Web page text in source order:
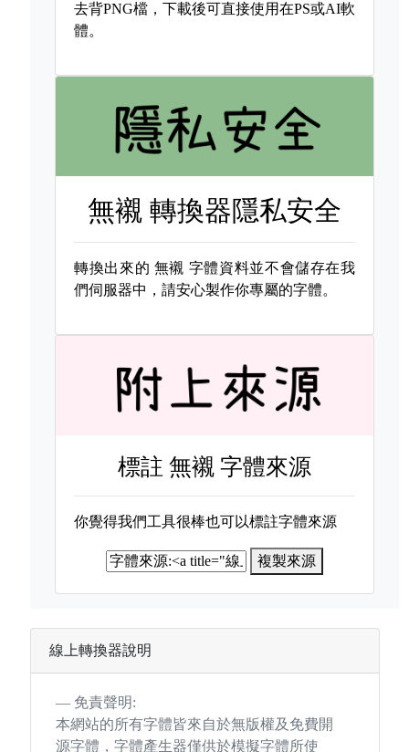
去背PNG檔，下載後可直接使用在PS或AI軟
體。
無襯 轉換器隱私安全
轉換出來的 無襯 字體資料並不會儲存在我
們伺服器中，請安心製作你專屬的字體。
標註無襯 字體來源
你覺得我們工具很棒也可以標註字體來源
複製來源
線上轉換器說明
免責聲明:
本網站的所有字體皆來自於無版權及免費開
源字體，字體產生器僅供於模擬字體所使